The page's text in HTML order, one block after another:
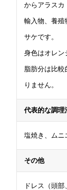
からアラスカ
輸入物、養殖
サケです。
身色はオレン
脂肪分は比較
りません。
代表的な調理
塩焼き、ムニ
その他
ドレス（頭